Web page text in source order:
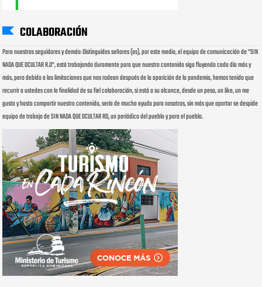
COLABORACIÓN
Para nuestros seguidores y demás: Distinguidos señores (as), por este medio, el equipo de comunicación de "SIN
NADA QUE OCULTAR R.D", está trabajando duramente para que nuestro contenido siga fluyendo cada día más y
más, pero debido a las limitaciones que nos rodean después de la aparición de la pandemia, hemos tenido que
recurrir a ustedes con la finalidad de su fiel colaboración, si está a su alcance, desde un peso, un like, un me
gusta y hasta compartir nuestro contenido, sería de mucha ayuda para nosotros, sin más que aportar se despide
equipo de trabajo de SIN NADA QUE OCULTAR RD, un periódico del pueblo y para el pueblo.